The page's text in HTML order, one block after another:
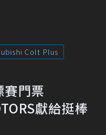
Colt Plus
門票
獻給挺棒